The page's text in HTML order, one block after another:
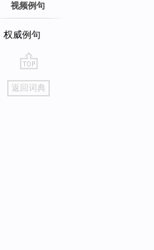
视频例句
权威例句
go
top
返回词典